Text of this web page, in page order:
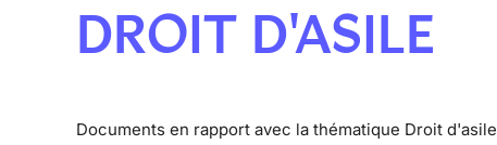
DROIT D'ASILE
Documents en rapport avec la thématique Droit d'asile